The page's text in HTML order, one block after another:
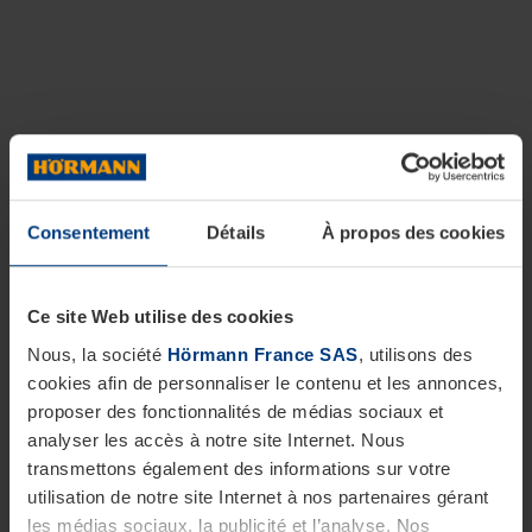
Consentement Détails À propos des cookies
Ce site Web utilise des cookies
Nous, la société Hörmann France SAS, utilisons des
cookies afin de personnaliser le contenu et les annonces,
proposer des fonctionnalités de médias sociaux et
analyser les accès à notre site Internet. Nous
transmettons également des informations sur votre
utilisation de notre site Internet à nos partenaires gérant
les médias sociaux, la publicité et l’analyse. Nos